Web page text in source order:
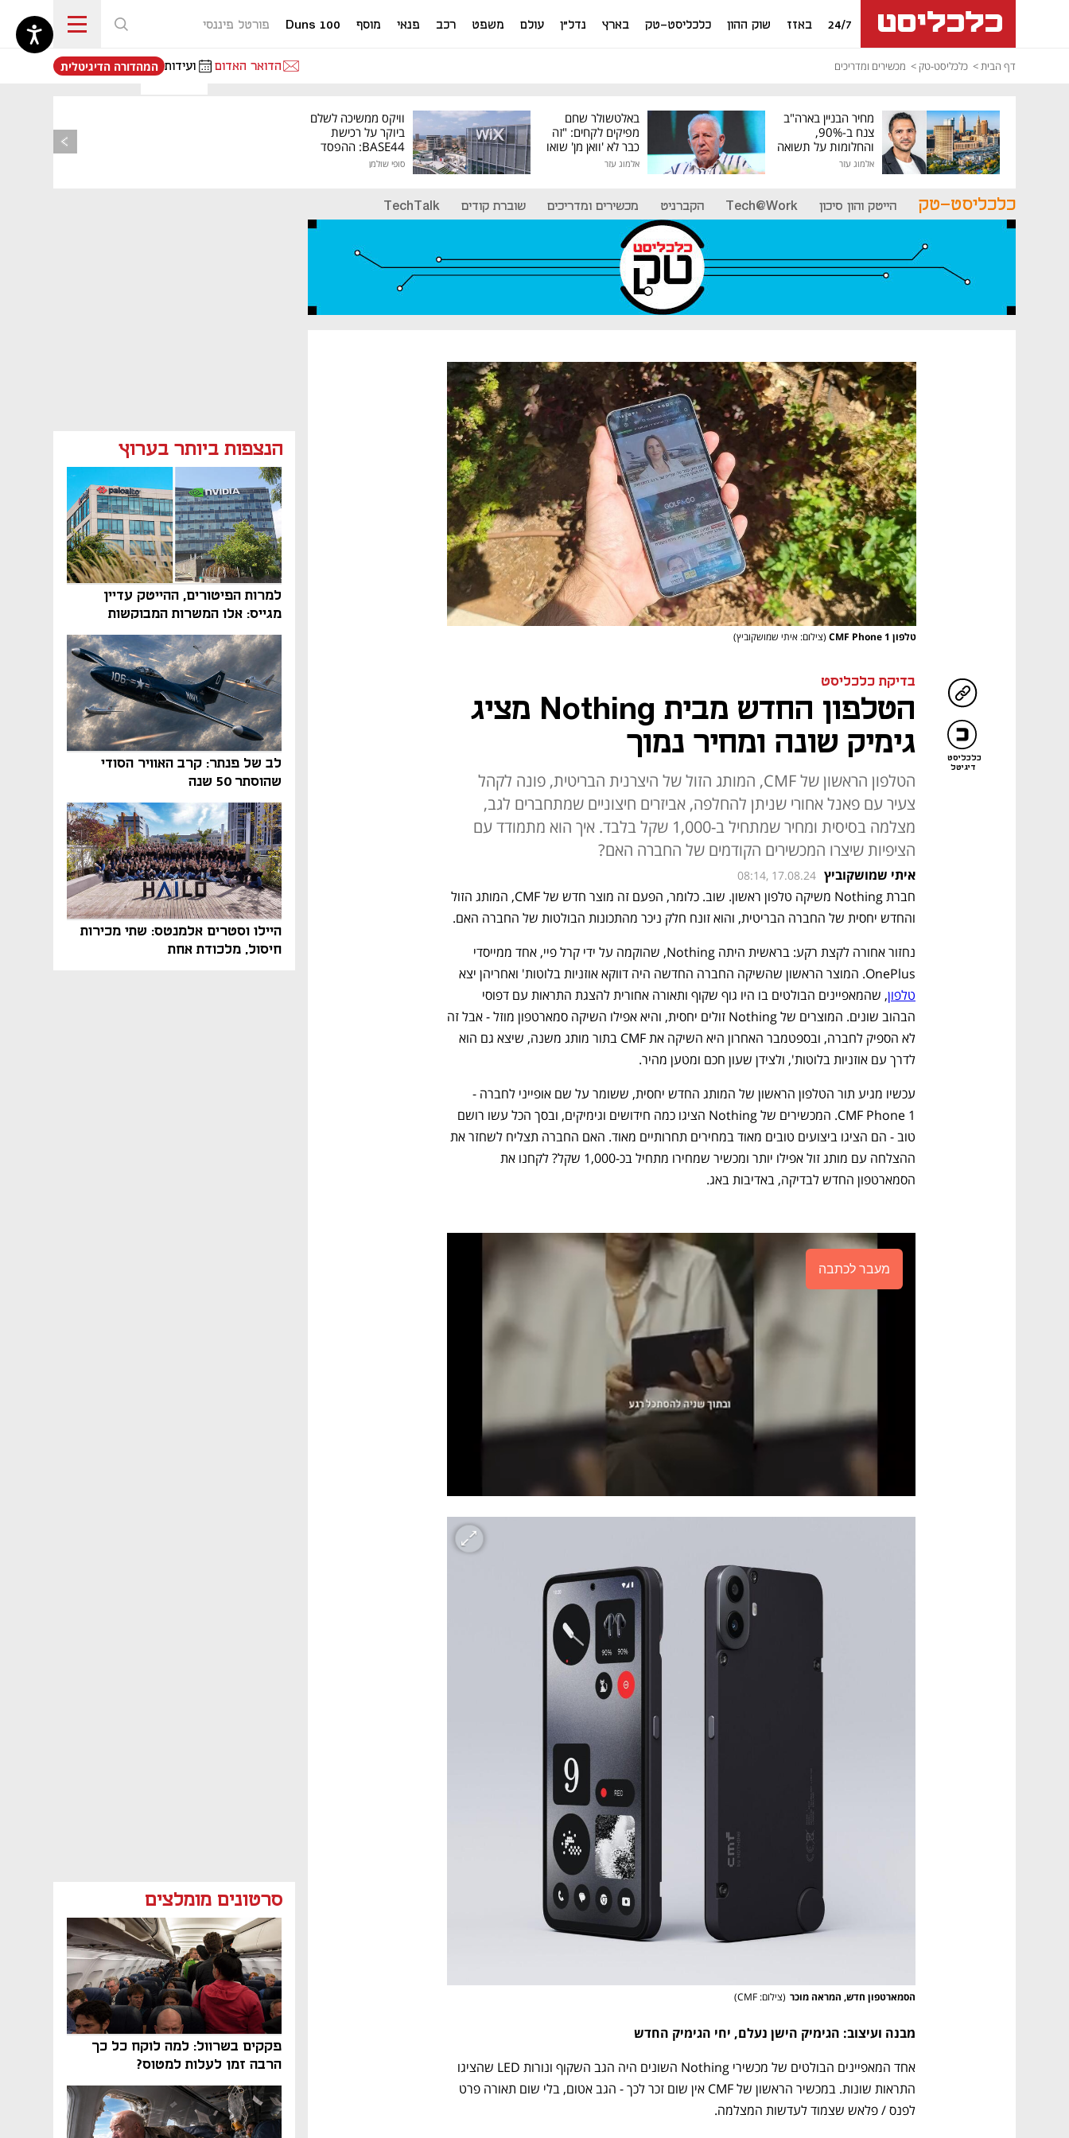
24/7 באזז שוק ההון כלכליסט-טק בארץ נדל"ן עולם משפט רכב פנאי מוסף Duns 100 פורטל פיננסי
דף הבית כלכליסט-טק מכשירים ומדריכים הדואר האדום ועידות
נפתח בכרטיסייה חדשה
המהדורה הדיגיטלית
מחיר הבניין בארה"ב
צנח ב-90%,
והחלומות על תשואה
גבוהה התנפצו
אלמוג עזר
באלטשולר שחם
מפיקים לקחים: "זה
כבר לא 'וואן מן' שואו
של גילעד"
אלמוג עזר
וויקס ממשיכה לשלם
ביוקר על רכישת
BASE44: ההפסד
סופי שולמן
כלכליסט-טק הייטק והון סיכון Tech@Work הקברניט מכשירים ומדריכים שוברת קודים TechTalk
הנצפות ביותר בערוץ
למרות הפיטורים, ההייטק עדיין
מגייס: אלו המשרות המבוקשות
והטיפים שיביאו אתכם לשם
לב של פנתר: קרב האוויר הסודי
שהוסתר 50 שנה
היילו וסטרים אלמנטס: שתי מכירות
חיסול, מלכודת אחת
סרטונים מומלצים
פקקים בשרוול: למה לוקח כל כך
הרבה זמן לעלות למטוס?
טלפון CMF Phone 1 (צילום: איתי שמושקוביץ)
כלכליסט
דיגיטל
בדיקת כלכליסט
הטלפון החדש מבית Nothing מציג
גימיק שונה ומחיר נמוך
הטלפון הראשון של CMF, המותג הזול של היצרנית הבריטית, פונה לקהל
צעיר עם פאנל אחורי שניתן להחלפה, אביזרים חיצוניים שמתחברים לגב,
מצלמה בסיסית ומחיר שמתחיל ב-1,000 שקל בלבד. איך הוא מתמודד עם
הציפיות שיצרו המכשירים הקודמים של החברה האם?
איתי שמושקוביץ 08:14, 17.08.24
והחדש יחסית של החברה הבריטית, והוא זונח חלק ניכר מהתכונות הבולטות של החברה האם.
OnePlus. המוצר הראשון שהשיקה החברה החדשה היה דווקא אוזניות בלוטות' ואחריהן יצא
טלפון
לדרך עם אוזניות בלוטות', ולצידן שעון חכם ומטען מהיר.
הסמארטפון החדש לבדיקה, באדיבות באג.
מעבר לכתבה
הסמארטפון חדש, המראה מוכר (צילום: CMF )
מבנה ועיצוב: הגימיק הישן נעלם, יחי הגימיק החדש
לפנס / פלאש שצמוד לעדשות המצלמה.